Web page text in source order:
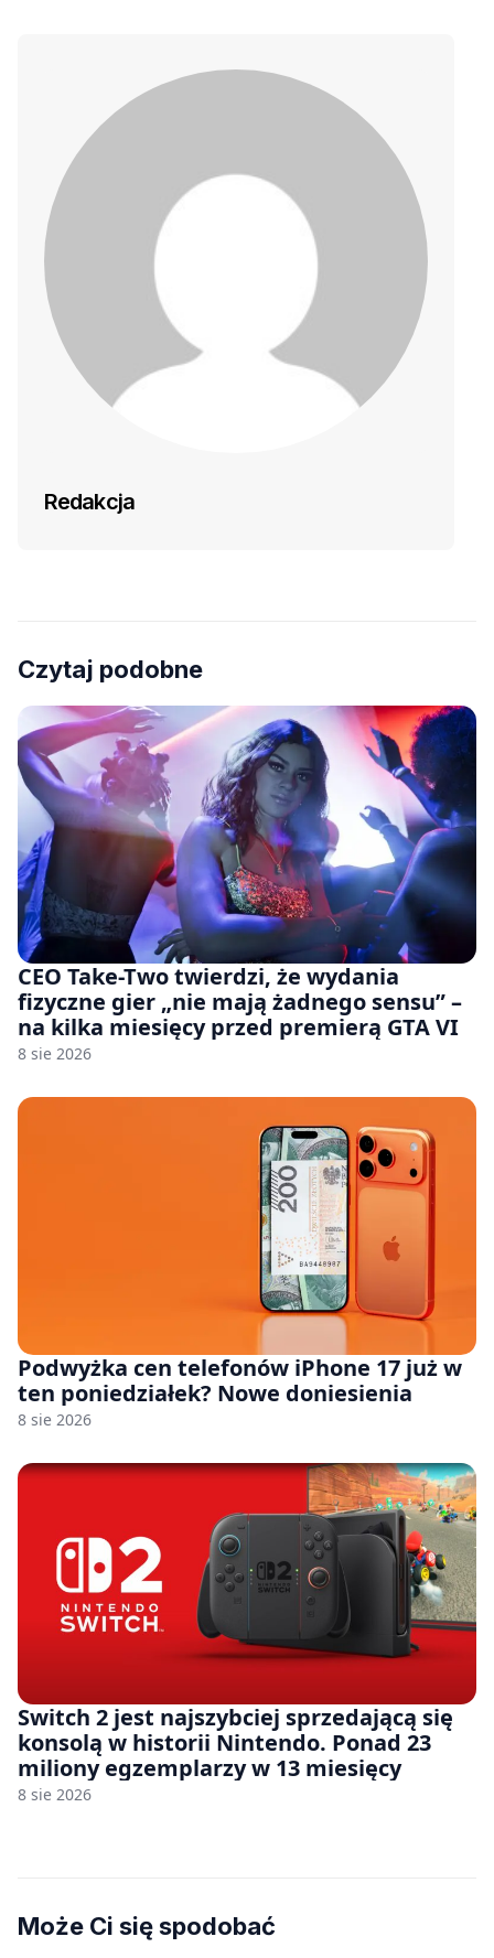
Redakcja
Czytaj podobne
CEO Take-Two twierdzi, że wydania
fizyczne gier „nie mają żadnego sensu” –
na kilka miesięcy przed premierą GTA VI
8 sie 2026
Podwyżka cen telefonów iPhone 17 już w
ten poniedziałek? Nowe doniesienia
8 sie 2026
Switch 2 jest najszybciej sprzedającą się
konsolą w historii Nintendo. Ponad 23
miliony egzemplarzy w 13 miesięcy
8 sie 2026
Może Ci się spodobać